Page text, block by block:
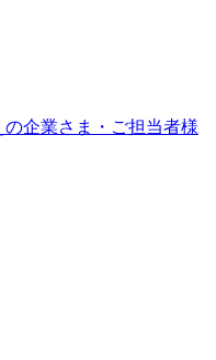
企業さま・ご担当者様